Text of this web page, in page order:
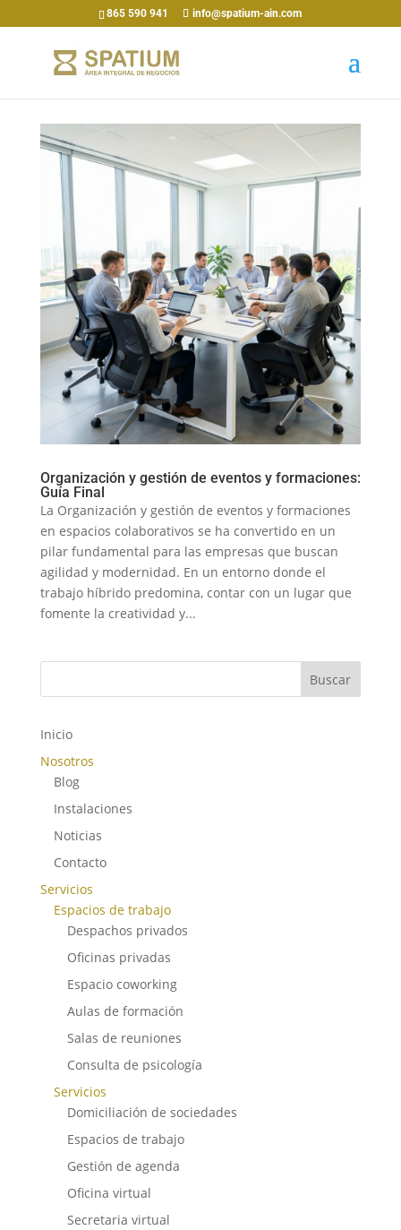
865 590 941 info@spatium-ain.com
Organización y gestión de eventos y formaciones:
Guía Final
La Organización y gestión de eventos y formaciones
en espacios colaborativos se ha convertido en un
pilar fundamental para las empresas que buscan
agilidad y modernidad. En un entorno donde el
trabajo híbrido predomina, contar con un lugar que
fomente la creatividad y...
Buscar
Inicio
Nosotros
Blog
Instalaciones
Noticias
Contacto
Servicios
Espacios de trabajo
Despachos privados
Oficinas privadas
Espacio coworking
Aulas de formación
Salas de reuniones
Consulta de psicología
Servicios
Domiciliación de sociedades
Espacios de trabajo
Gestión de agenda
Oficina virtual
Secretaria virtual